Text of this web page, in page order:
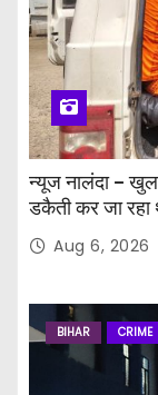
न्यूज नालंदा –
डकैती कर जा रहा
से गिरफ्तार…
Aug 6, 2026
BIHAR CRIME